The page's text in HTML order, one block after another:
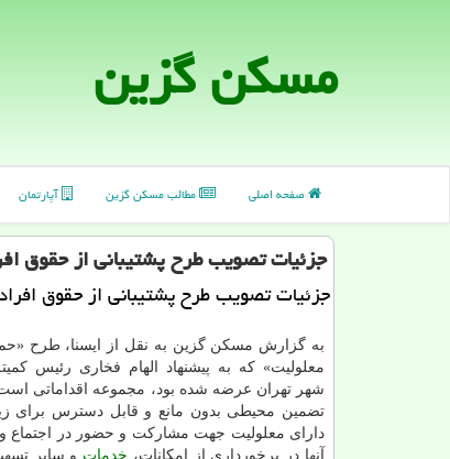
مسكن گزین
صفحه اصلی مطالب مسكن گزین آپارتمان
جزئیات تصویب طرح پشتیبانی از حقوق
جزئیات تصویب طرح پشتیبانی از حقوق
به گزارش مسکن گزین به نقل از ایسنا، طرح
معلولیت» که به پیشنهاد الهام فخاری رئیس
شهر تهران عرضه شده بود، مجموعه اقداماتی
تضمین محیطی بدون مانع و قابل دسترس برای
دارای معلولیت جهت مشارکت و حضور در اجتماع
آنها در برخورداری از امکانات، خدمات و سایر